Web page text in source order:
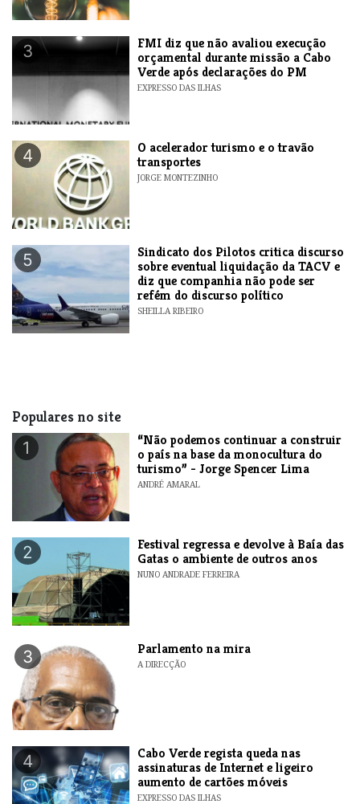
3
FMI diz que não avaliou execução
orçamental durante missão a Cabo
Verde após declarações do PM
EXPRESSO DAS ILHAS
4
O acelerador turismo e o travão
transportes
JORGE MONTEZINHO
5
Sindicato dos Pilotos critica discurso
sobre eventual liquidação da TACV e
diz que companhia não pode ser
refém do discurso político
SHEILLA RIBEIRO
Populares no site
1
“Não podemos continuar a construir
o país na base da monocultura do
turismo” - Jorge Spencer Lima
ANDRÉ AMARAL
2
Festival regressa e devolve à Baía das
Gatas o ambiente de outros anos
NUNO ANDRADE FERREIRA
3 Parlamento na mira
A DIRECÇÃO
4
Cabo Verde regista queda nas
assinaturas de Internet e ligeiro
aumento de cartões móveis
EXPRESSO DAS ILHAS